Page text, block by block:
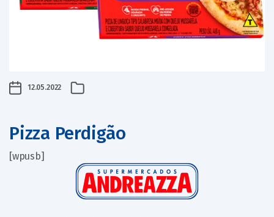
12.05.2022
Pizza Perdigão
[wpusb]